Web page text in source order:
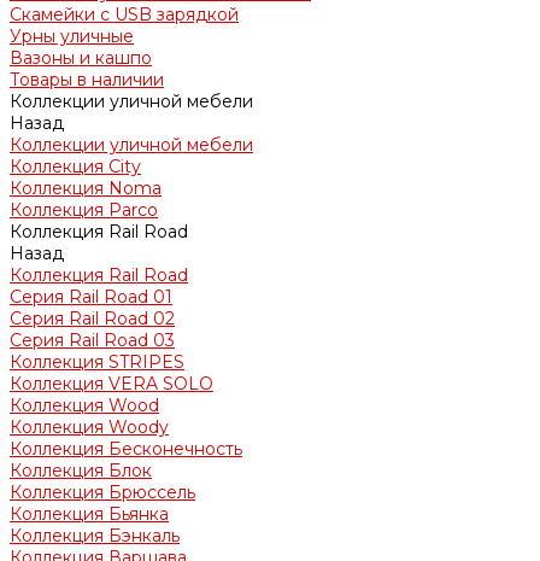
Скамейки с USB зарядкой
Урны уличные
Вазоны и кашпо
Товары в наличии
Коллекции уличной мебели
Назад
Коллекции уличной мебели
Коллекция City
Коллекция Noma
Коллекция Parco
Коллекция Rail Road
Назад
Коллекция Rail Road
Серия Rail Road 01
Серия Rail Road 02
Серия Rail Road 03
Коллекция STRIPES
Коллекция VERA SOLO
Коллекция Wood
Коллекция Woody
Коллекция Бесконечность
Коллекция Блок
Коллекция Брюссель
Коллекция Бьянка
Коллекция Бэнкаль